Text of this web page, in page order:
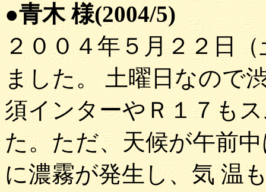
●青木 様(2004/5)
２００４年５月２２日
ました。 土曜日なので
須インターやＲ１７も
た。ただ、天候が午前
に濃霧が発生し、気 温